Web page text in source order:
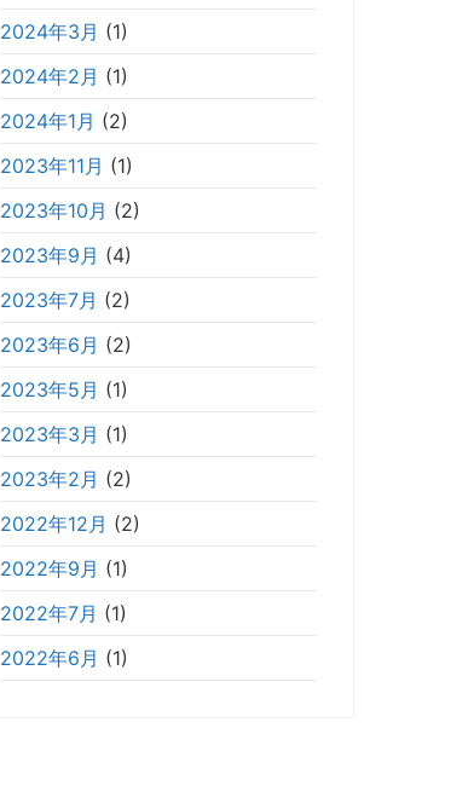
2024年3月 (1)
2024年2月 (1)
2024年1月 (2)
2023年11月 (1)
2023年10月 (2)
2023年9月 (4)
2023年7月 (2)
2023年6月 (2)
2023年5月 (1)
2023年3月 (1)
2023年2月 (2)
2022年12月 (2)
2022年9月 (1)
2022年7月 (1)
2022年6月 (1)